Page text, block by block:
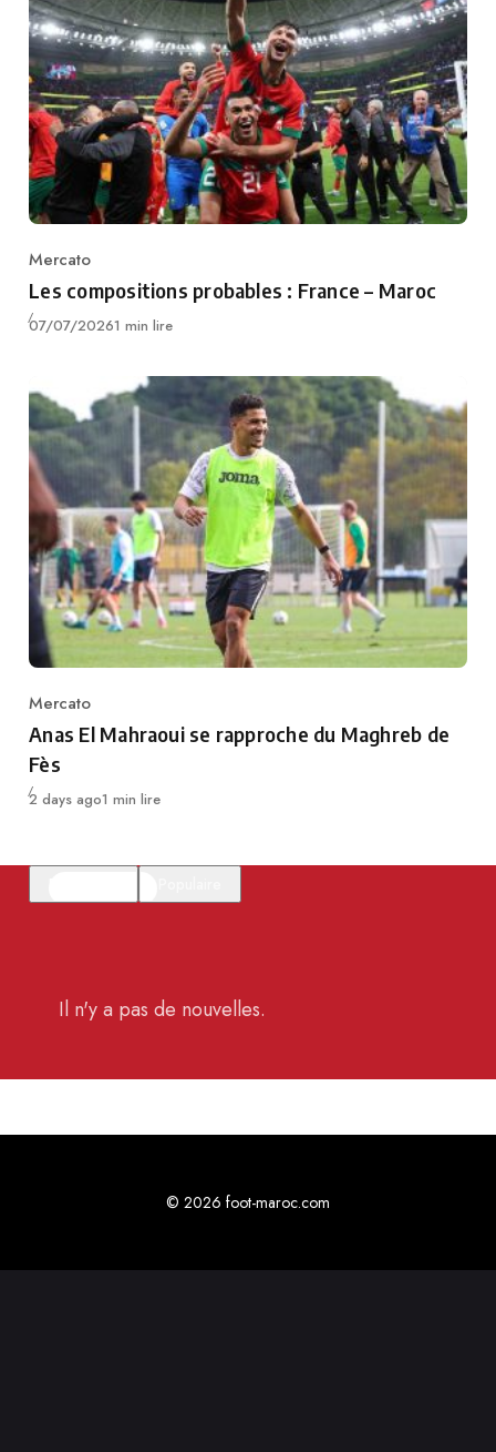
Category
Mercato
Les compositions probables : France – Maroc
Publié
07/07/20261 min lire
Category
Mercato
Anas El Mahraoui se rapproche du Maghreb de
Fès
Publié
2 days ago1 min lire
Il n'y a pas de nouvelles.
© 2026 foot-maroc.com